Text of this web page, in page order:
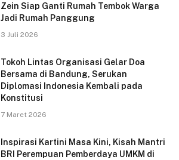
Zein Siap Ganti Rumah Tembok Warga
Jadi Rumah Panggung
3 Juli 2026
Tokoh Lintas Organisasi Gelar Doa
Bersama di Bandung, Serukan
Diplomasi Indonesia Kembali pada
Konstitusi
7 Maret 2026
Inspirasi Kartini Masa Kini, Kisah Mantri
BRI Perempuan Pemberdaya UMKM di